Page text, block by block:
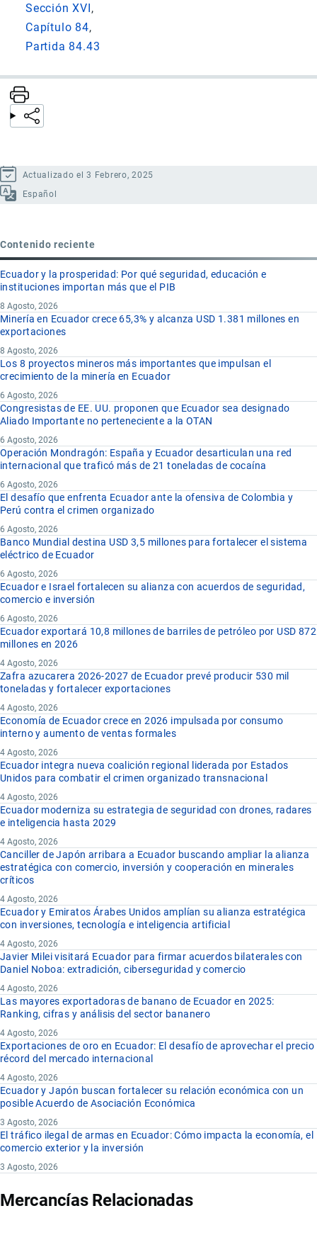
Sección XVI
Capítulo 84
Partida 84.43
Actualizado el 3 Febrero, 2025
Español
Contenido reciente
Ecuador y la prosperidad: Por qué seguridad, educación e
instituciones importan más que el PIB
8 Agosto, 2026
Minería en Ecuador crece 65,3% y alcanza USD 1.381 millones en
exportaciones
8 Agosto, 2026
Los 8 proyectos mineros más importantes que impulsan el
crecimiento de la minería en Ecuador
6 Agosto, 2026
Congresistas de EE. UU. proponen que Ecuador sea designado
Aliado Importante no perteneciente a la OTAN
6 Agosto, 2026
Operación Mondragón: España y Ecuador desarticulan una red
internacional que traficó más de 21 toneladas de cocaína
6 Agosto, 2026
El desafío que enfrenta Ecuador ante la ofensiva de Colombia y
Perú contra el crimen organizado
6 Agosto, 2026
Banco Mundial destina USD 3,5 millones para fortalecer el sistema
eléctrico de Ecuador
6 Agosto, 2026
Ecuador e Israel fortalecen su alianza con acuerdos de seguridad,
comercio e inversión
6 Agosto, 2026
Ecuador exportará 10,8 millones de barriles de petróleo por USD 872
millones en 2026
4 Agosto, 2026
Zafra azucarera 2026-2027 de Ecuador prevé producir 530 mil
toneladas y fortalecer exportaciones
4 Agosto, 2026
Economía de Ecuador crece en 2026 impulsada por consumo
interno y aumento de ventas formales
4 Agosto, 2026
Ecuador integra nueva coalición regional liderada por Estados
Unidos para combatir el crimen organizado transnacional
4 Agosto, 2026
Ecuador moderniza su estrategia de seguridad con drones, radares
e inteligencia hasta 2029
4 Agosto, 2026
Canciller de Japón arribara a Ecuador buscando ampliar la alianza
estratégica con comercio, inversión y cooperación en minerales
críticos
4 Agosto, 2026
Ecuador y Emiratos Árabes Unidos amplían su alianza estratégica
con inversiones, tecnología e inteligencia artificial
4 Agosto, 2026
Javier Milei visitará Ecuador para firmar acuerdos bilaterales con
Daniel Noboa: extradición, ciberseguridad y comercio
4 Agosto, 2026
Las mayores exportadoras de banano de Ecuador en 2025:
Ranking, cifras y análisis del sector bananero
4 Agosto, 2026
Exportaciones de oro en Ecuador: El desafío de aprovechar el precio
récord del mercado internacional
4 Agosto, 2026
Ecuador y Japón buscan fortalecer su relación económica con un
posible Acuerdo de Asociación Económica
3 Agosto, 2026
El tráfico ilegal de armas en Ecuador: Cómo impacta la economía, el
comercio exterior y la inversión
3 Agosto, 2026
Mercancías Relacionadas